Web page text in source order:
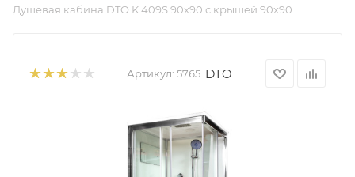
Душевая кабина DTO K 409S 90x90 с крышей 90x90
Артикул: 5765 DTO